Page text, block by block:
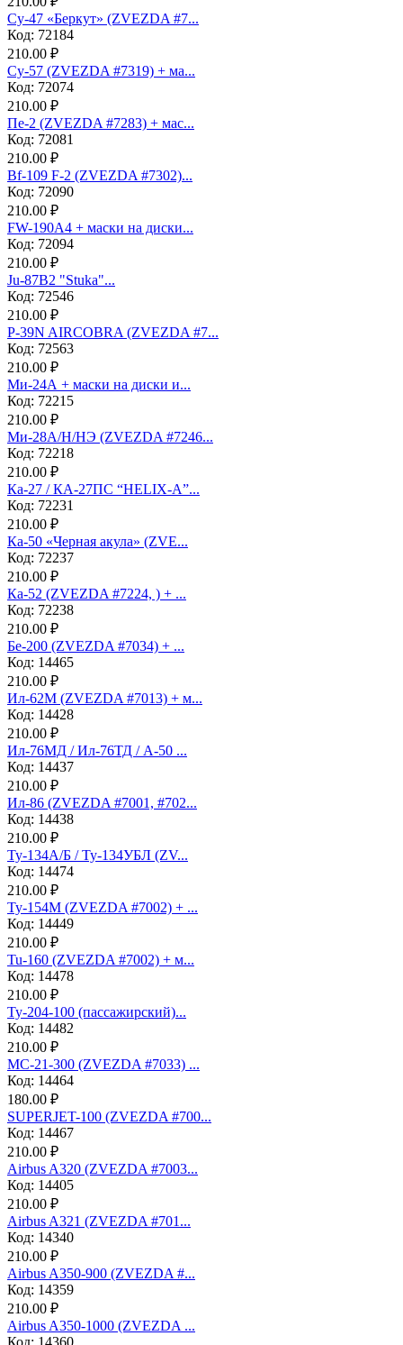
Су-47 «Беркут» (ZVEZDA #7...
Код: 72184
210.00 ₽
Су-57 (ZVEZDA #7319) + ма...
Код: 72074
210.00 ₽
Пе-2 (ZVEZDA #7283) + мас...
Код: 72081
210.00 ₽
Bf-109 F-2 (ZVEZDA #7302)...
Код: 72090
210.00 ₽
FW-190A4 + маски на диски...
Код: 72094
210.00 ₽
Ju-87B2 "Stuka"...
Код: 72546
210.00 ₽
P-39N AIRCOBRA (ZVEZDA #7...
Код: 72563
210.00 ₽
Ми-24А + маски на диски и...
Код: 72215
210.00 ₽
Ми-28А/Н/НЭ (ZVEZDA #7246...
Код: 72218
210.00 ₽
Ка-27 / КА-27ПС “HELIX-A”...
Код: 72231
210.00 ₽
Ка-50 «Черная акула» (ZVE...
Код: 72237
210.00 ₽
Ка-52 (ZVEZDA #7224, ) + ...
Код: 72238
210.00 ₽
Бе-200 (ZVEZDA #7034) + ...
Код: 14465
210.00 ₽
Ил-62М (ZVEZDA #7013) + м...
Код: 14428
210.00 ₽
Ил-76МД / Ил-76ТД / А-50 ...
Код: 14437
210.00 ₽
Ил-86 (ZVEZDA #7001, #702...
Код: 14438
210.00 ₽
Ту-134А/Б / Ту-134УБЛ (ZV...
Код: 14474
210.00 ₽
Ту-154М (ZVEZDA #7002) + ...
Код: 14449
210.00 ₽
Tu-160 (ZVEZDA #7002) + м...
Код: 14478
210.00 ₽
Ту-204-100 (пассажирский)...
Код: 14482
210.00 ₽
МС-21-300 (ZVEZDA #7033) ...
Код: 14464
180.00 ₽
SUPERJET-100 (ZVEZDA #700...
Код: 14467
210.00 ₽
Аirbus A320 (ZVEZDA #7003...
Код: 14405
210.00 ₽
Аirbus A321 (ZVEZDA #701...
Код: 14340
210.00 ₽
Airbus A350-900 (ZVEZDA #...
Код: 14359
210.00 ₽
Airbus A350-1000 (ZVEZDA ...